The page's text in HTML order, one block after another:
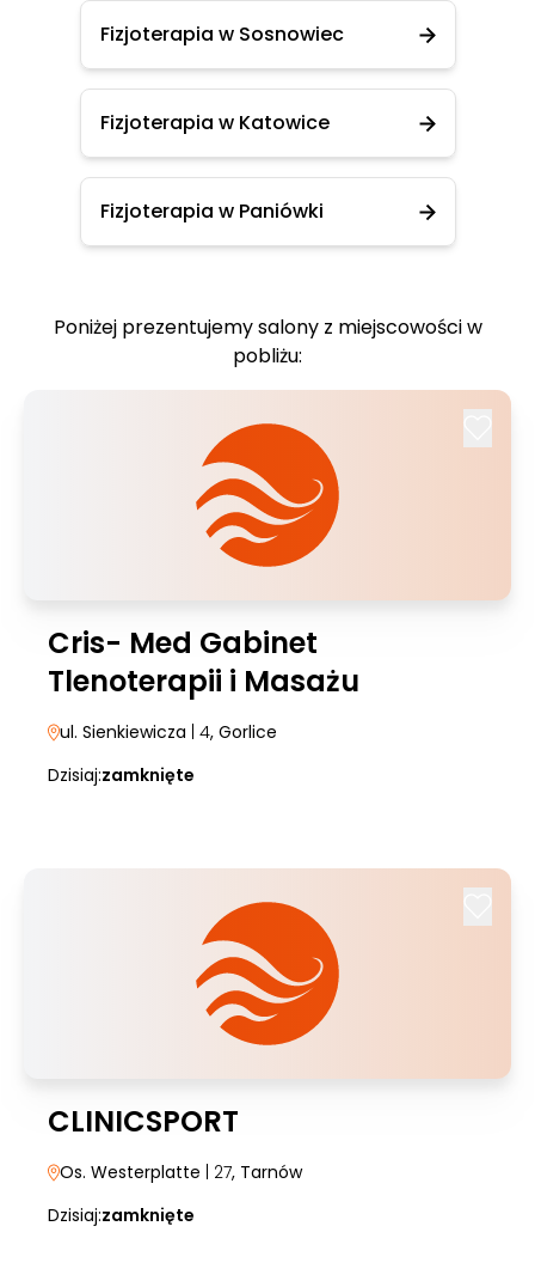
Fizjoterapia w Sosnowiec
Fizjoterapia w Katowice
Fizjoterapia w Paniówki
Poniżej prezentujemy salony z miejscowości w
pobliżu:
Cris- Med Gabinet
Tlenoterapii i Masażu
ul. Sienkiewicza | 4, Gorlice
Dzisiaj:zamknięte
CLINICSPORT
Os. Westerplatte | 27, Tarnów
Dzisiaj:zamknięte